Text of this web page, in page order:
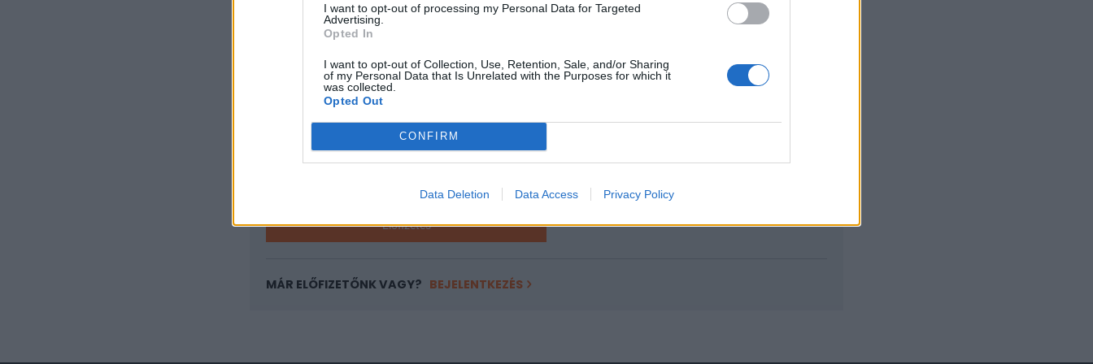
I want to opt-out of processing my Personal Data for Targeted
Advertising.
Opted In
I want to opt-out of Collection, Use, Retention, Sale, and/or Sharing
of my Personal Data that Is Unrelated with the Purposes for which it
was collected.
Opted Out
CONFIRM
Data Deletion Data Access Privacy Policy
KEDVES OLVASÓNK!
A keresett cikk a portfolio.hu hírarchívumához tartozik, melynek olvasása előfizetéses
regisztrációhoz kötött.
Az előfizetés a következőket tartalmazza:
Portfolio.hu teljes cikkarchívum
Kötéslisták: BÉT elmúlt 2 év napon belüli
Előfizetés
MÁR ELŐFIZETŐNK VAGY? BEJELENTKEZÉS